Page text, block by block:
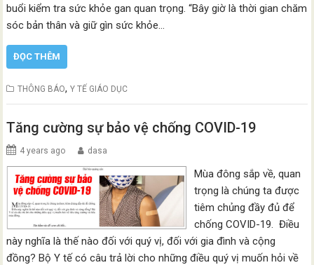
buổi kiểm tra sức khỏe gan quan trọng. “Bây giờ là thời gian chăm
sóc bản thân và giữ gìn sức khỏe…
ĐỌC THÊM
THÔNG BÁO,Y TẾ GIÁO DỤC
Tăng cường sự bảo vệ chống COVID-19
4 years ago dasa
Mùa đông sắp về, quan
trọng là chúng ta được
tiêm chủng đầy đủ để
chống COVID-19. Điều
này nghĩa là thế nào đối với quý vị, đối với gia đình và cộng
đồng? Bộ Y tế có câu trả lời cho những điều quý vị muốn hỏi về